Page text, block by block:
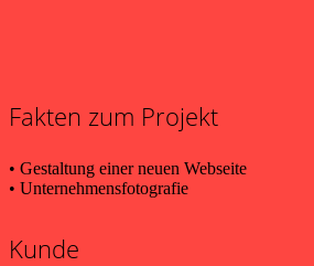
Fakten zum Projekt
• Gestaltung einer neuen Webseite
• Unternehmensfotografie
Kunde